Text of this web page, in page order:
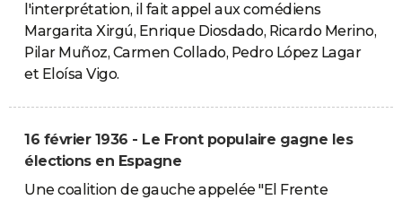
l'interprétation, il fait appel aux comédiens
Margarita Xirgú, Enrique Diosdado, Ricardo Merino,
Pilar Muñoz, Carmen Collado, Pedro López Lagar
et Eloísa Vigo.
16 février 1936 - Le Front populaire gagne les
élections en Espagne
Une coalition de gauche appelée "El Frente